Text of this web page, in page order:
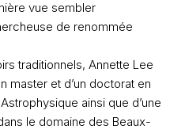
vue sembler
de renommée
traditionnels, Annette Lee
master et d’un doctorat en
ainsi que d’une
le domaine des Beaux-